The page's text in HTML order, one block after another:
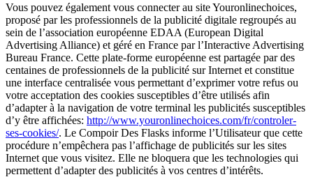
Vous pouvez également vous connecter au site Youronlinechoices,
proposé par les professionnels de la publicité digitale regroupés au
sein de l’association européenne EDAA (European Digital
Advertising Alliance) et géré en France par l’Interactive Advertising
Bureau France. Cette plate-forme européenne est partagée par des
centaines de professionnels de la publicité sur Internet et constitue
une interface centralisée vous permettant d’exprimer votre refus ou
votre acceptation des cookies susceptibles d’être utilisés afin
d’adapter à la navigation de votre terminal les publicités susceptibles
d’y être affichées: http://www.youronlinechoices.com/fr/controler-
ses-cookies/. Le Compoir Des Flasks informe l’Utilisateur que cette
procédure n’empêchera pas l’affichage de publicités sur les sites
Internet que vous visitez. Elle ne bloquera que les technologies qui
permettent d’adapter des publicités à vos centres d’intérêts.